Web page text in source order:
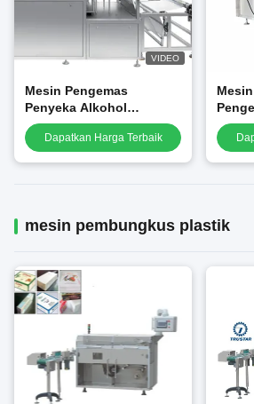
VIDEO
Mesin Pengemas
Penyeka Alkohol
Multilanes Otomatis
Penuh Kecepatan Tinggi
Dapatkan Harga Terbaik
mesin pembungkus plastik